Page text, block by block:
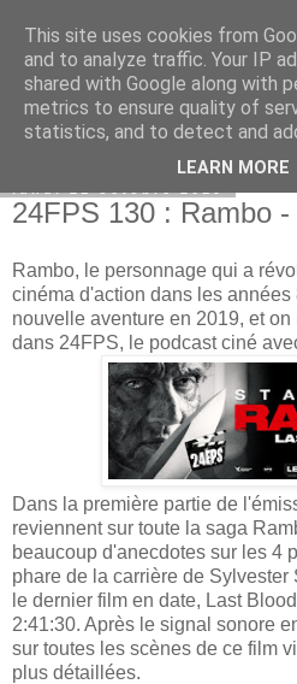
Bepod
24FPS 130 : Rambo
Rambo, le personnage qui a
cinéma d'action dans les
nouvelle aventure en 2019, et
dans 24FPS, le podcast ciné
Dans la première partie de
reviennent sur toute la saga
beaucoup d'anecdotes sur les 4
phare de la carrière de
le dernier film en date, Last
2:41:30. Après le signal sonore
sur toutes les scènes de ce film
plus détaillées.
This site uses cookies from
and to analyze traffic. Your IP
shared with Google along with
metrics to ensure quality of
statistics, and to detect and
LEARN MORE